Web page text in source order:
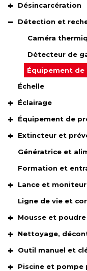
Désincarcération
Détection et
Caméra
Détecteur de
Équipement
Échelle
Éclairage
Équipement de
Extincteur et
Génératrice et
Formation et
Lance et moniteur
Ligne de vie et
Mousse et
Nettoyage,
Outil manuel et
Piscine et